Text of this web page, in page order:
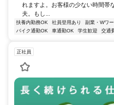
れますよ。お客様の少ない時間帯
夫。もし...
扶養内勤務OK 社員登用あり 副業・Wワ
バイク通勤OK
車通勤OK 学生歓迎 交通
正社員